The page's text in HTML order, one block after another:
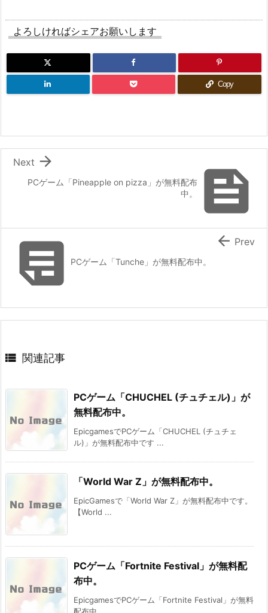
よろしければシェアお願いします
Copy

PCゲーム「Pineapple on pizza」が無料配布
中。

Next
PCゲーム「Tunche」が無料配布中。
 Prev
 関連記事
PCゲーム「CHUCHEL (チュチェル)」が
無料配布中。
EpicgamesでPCゲーム「CHUCHEL (チュチェ
ル)」が無料配布中です ...
「World War Z」が無料配布中。
EpicGamesで「World War Z」が無料配布中です。
【World ...
PCゲーム「Fortnite Festival」が無料配
布中。
EpicgamesでPCゲーム「Fortnite Festival」が無料